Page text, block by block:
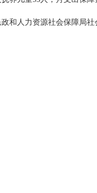
人力资源社会保障局社